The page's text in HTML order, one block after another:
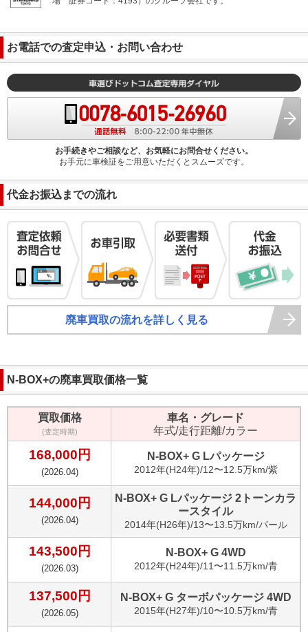
お電話での査定申込・お問い合わせ
お手続きやご相談など、お気軽にお問合せください。
お手元に車検証をご用意いただくとスムーズです。
代金お振込までの流れ
廃車買取の流れを詳しく見る
N-BOX+の廃車買取価格一覧
買取価格
(査定時期)
車名・グレード
年式/走行距離/カラー
168,000 円
(2026.04)
N-BOX+ G Lパッケージ
2012年(H24年)/12〜12.5万km/紫
144,000 円
(2026.04)
N-BOX+ G Lパッケージ 2トーンカラ
ースタイル
2014年(H26年)/13〜13.5万km/パール
143,500 円
(2026.03)
N-BOX+ G 4WD
2012年(H24年)/11〜11.5万km/青
137,500 円
(2026.05)
N-BOX+ G ターボパッケージ 4WD
2015年(H27年)/10〜10.5万km/青